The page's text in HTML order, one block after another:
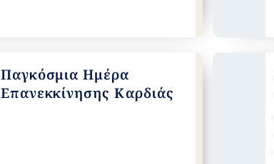
Παγκόσμια Ημέρα
Επανεκκίνησης Καρδιάς